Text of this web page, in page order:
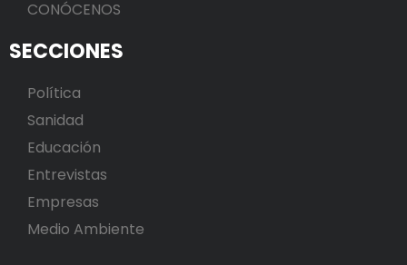
CONÓCENOS
SECCIONES
Política
Sanidad
Educación
Entrevistas
Empresas
Medio Ambiente